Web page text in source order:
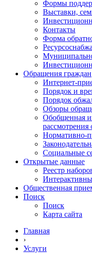
Формы
Выставки,
Контакты
Форма
Обращения граждан
Интернет-
Порядок и
Порядок
Обзоры
Обобщенная
Нормативно-
Социальные
Открытые данные
Реестр
Общественная
Поиск
Поиск
Карта сайта
Главная
›
Услуги